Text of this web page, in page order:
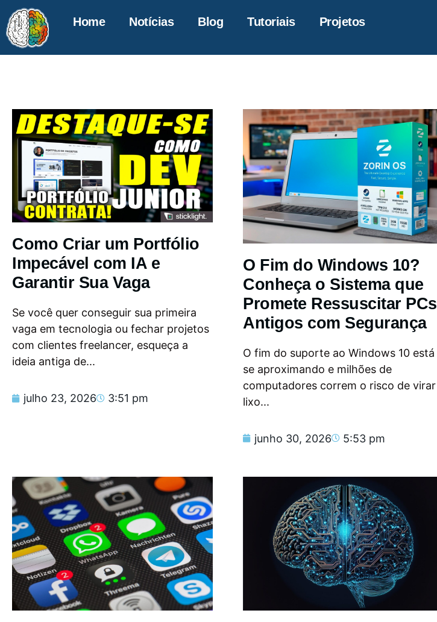
Home Notícias Blog Tutoriais Projetos
Como Criar um Portfólio
Impecável com IA e
Garantir Sua Vaga
Se você quer conseguir sua primeira
vaga em tecnologia ou fechar projetos
com clientes freelancer, esqueça a
ideia antiga de...
julho 23, 2026 3:51 pm
O Fim do Windows 10?
Conheça o Sistema que
Promete Ressuscitar PCs
Antigos com Segurança
O fim do suporte ao Windows 10 está
se aproximando e milhões de
computadores correm o risco de virar
lixo...
junho 30, 2026 5:53 pm